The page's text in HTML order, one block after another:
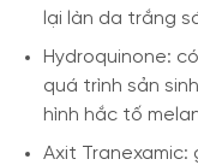
lại làn da trắng
Hydroquinone:
quá trình sản
hình hắc tố
Axit